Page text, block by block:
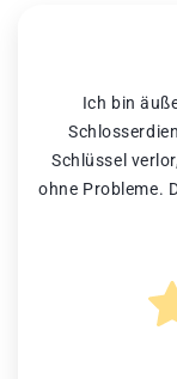
Ich bin
Schlüssel
ohne Probleme.